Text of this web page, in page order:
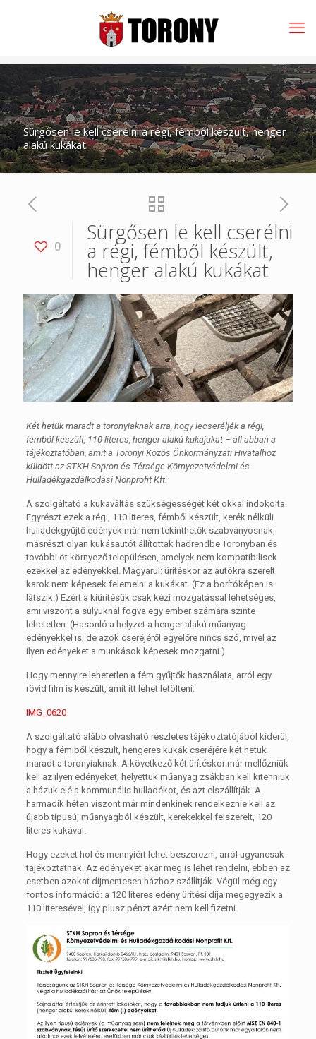
Sürgősen le kell cserélni a régi, fémből készült, henger
alakú kukákat
0
Sürgősen le kell cserélni
a régi, fémből készült,
henger alakú kukákat
Két hetük maradt a toronyiaknak arra, hogy lecseréljék a régi,
fémből készült, 110 literes, henger alakú kukájukat – áll abban a
tájékoztatóban, amit a Toronyi Közös Önkormányzati Hivatalhoz
küldött az STKH Sopron és Térsége Környezetvédelmi és
Hulladékgazdálkodási Nonprofit Kft.
A szolgáltató a kukaváltás szükségességét két okkal indokolta.
Egyrészt ezek a régi, 110 literes, fémből készült, kerék nélküli
hulladékgyűjtő edények már nem tekinthetők szabványosnak,
másrészt olyan kukásautót állítottak hadrendbe Toronyban és
további öt környező településen, amelyek nem kompatibilisek
ezekkel az edényekkel. Magyarul: ürítéskor az autókra szerelt
karok nem képesek felemelni a kukákat. (Ez a borítóképen is
látszik.) Ezért a kiürítésük csak kézi mozgatással lehetséges,
ami viszont a súlyuknál fogva egy ember számára szinte
lehetetlen. (Hasonló a helyzet a henger alakú műanyag
edényekkel is, de azok cseréjéről egyelőre nincs szó, mivel az
ilyen edényeket a munkások képesek mozgatni.)
Hogy mennyire lehetetlen a fém gyűjtők használata, arról egy
rövid film is készült, amit itt lehet letölteni:
IMG_0620
A szolgáltató alább olvasható részletes tájékoztatójából kiderül,
hogy a fémiből készült, hengeres kukák cseréjére két hetük
maradt a toronyiaknak. A következő két ürítéskor már mellőzniük
kell az ilyen edényeket, helyettük műanyag zsákban kell kitenniük
a házuk elé a kommunális hulladékot, és azt elszállítják. A
harmadik héten viszont már mindenkinek rendelkeznie kell az
újabb típusú, műanyagból készült, kerekekkel felszerelt, 120
literes kukával.
Hogy ezeket hol és mennyiért lehet beszerezni, arról ugyancsak
tájékoztatnak. Az edényeket akár meg is lehet rendelni, ebben az
esetben azokat díjmentesen házhoz szállítják. Végül még egy
fontos információ: a 120 literes edény ürítési díja megegyezik a
110 literesével, így plusz pénzt azért nem kell fizetni.